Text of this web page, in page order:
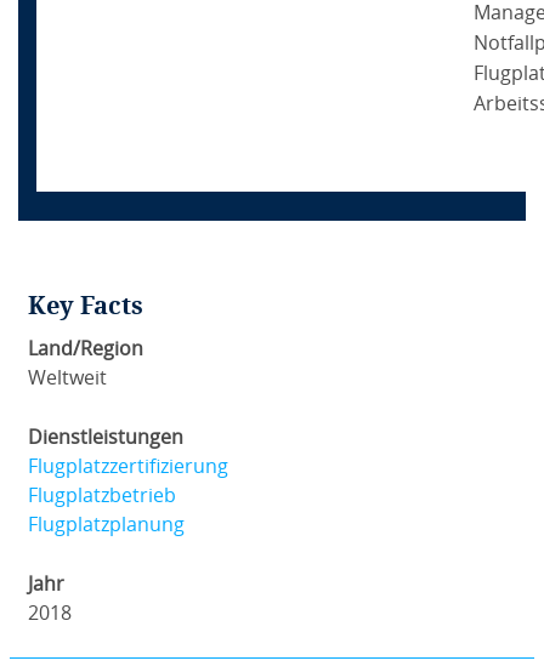
Key Facts
Land/Region
Weltweit
Dienstleistungen
Flugplatzzertifizierung
Flugplatzbetrieb
Flugplatzplanung
Jahr
2018